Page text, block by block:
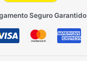
Seguro Garantido